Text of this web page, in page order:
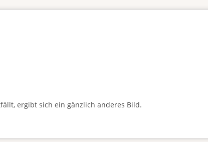
ergibt sich ein gänzlich anderes Bild.